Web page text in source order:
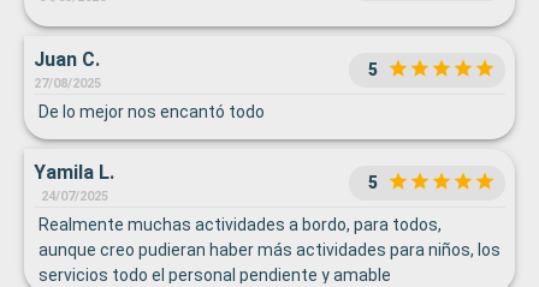
Juan C.
27/08/2025
5
De lo mejor nos encantó todo
Yamila L.
24/07/2025
5
Realmente muchas actividades a bordo, para todos,
aunque creo pudieran haber más actividades para niños, los
servicios todo el personal pendiente y amable